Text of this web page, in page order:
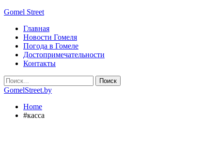
Gomel Street
Главная
Новости Гомеля
Погода в Гомеле
Достопримечательности
Контакты
GomelStreet.by
Home
#касса